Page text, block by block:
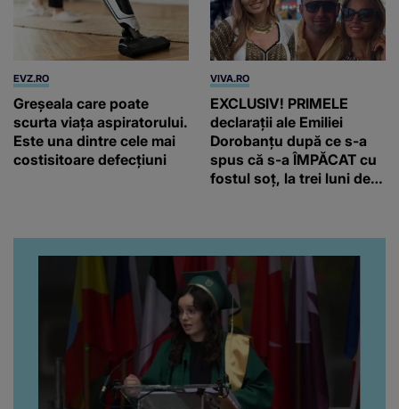
EVZ.RO
Greșeala care poate
scurta viața aspiratorului.
Este una dintre cele mai
costisitoare defecțiuni
VIVA.RO
EXCLUSIV! PRIMELE
declarații ale Emiliei
Dorobanțu după ce s-a
spus că s-a ÎMPĂCAT cu
fostul soț, la trei luni de
artistă i-a lăsat MASCĂ
pe toți. De data aceasta,
chiar a rupt tăcerea:
”Poate că aveam să ne
spunem, să ne...”